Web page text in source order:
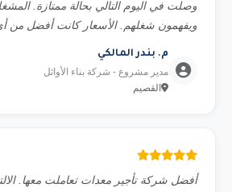
وصلت في اليوم التالي بحالة ممتازة.
ويفهمون شغلهم. الأسعار كانت أفضل من
م. بندر المالكي
مدير مشروع - شركة بناء الأوائل
القصيم
أفضل شركة تأجير معدات تعاملت معها.